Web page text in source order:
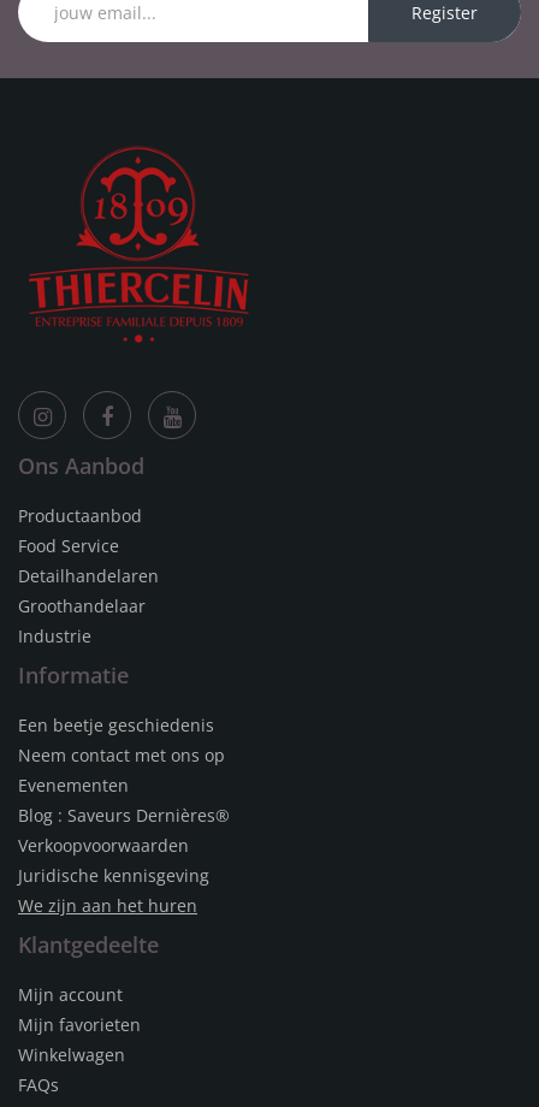
Register
Ons Aanbod
Productaanbod
Food Service
Detailhandelaren
Groothandelaar
Industrie
Informatie
Een beetje geschiedenis
Neem contact met ons op
Evenementen
Blog : Saveurs Dernières®
Verkoopvoorwaarden
Juridische kennisgeving
We zijn aan het huren
Klantgedeelte
Mijn account
Mijn favorieten
Winkelwagen
FAQs